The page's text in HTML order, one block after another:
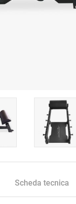
Scheda tecnica